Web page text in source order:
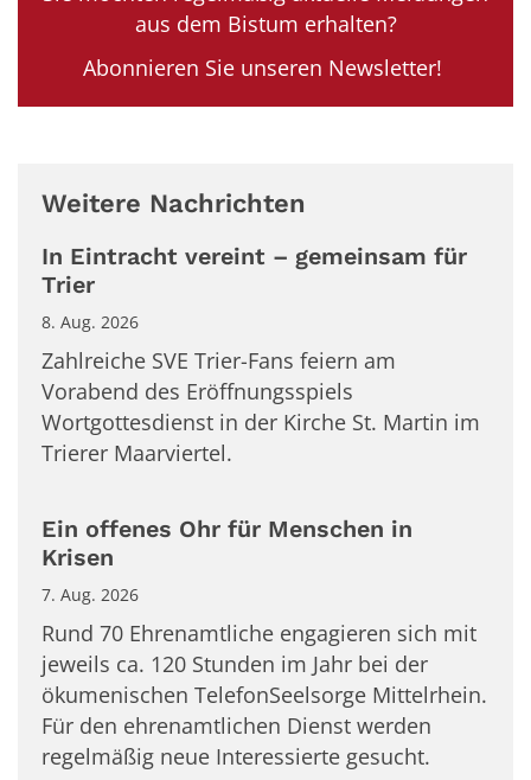
aus dem Bistum erhalten?
Abonnieren Sie unseren Newsletter!
Weitere Nachrichten
In Eintracht vereint – gemeinsam für
Trier
8. Aug. 2026
Zahlreiche SVE Trier-Fans feiern am
Vorabend des Eröffnungsspiels
Wortgottesdienst in der Kirche St. Martin im
Trierer Maarviertel.
Ein offenes Ohr für Menschen in
Krisen
7. Aug. 2026
Rund 70 Ehrenamtliche engagieren sich mit
jeweils ca. 120 Stunden im Jahr bei der
ökumenischen TelefonSeelsorge Mittelrhein.
Für den ehrenamtlichen Dienst werden
regelmäßig neue Interessierte gesucht.